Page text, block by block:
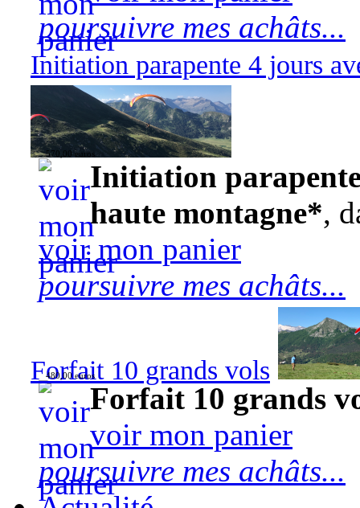
poursuivre mes achâts...
Initiation parapente 4 jours
570,00 euros
Initiation
haute montagne*,
voir mon panier
poursuivre mes achâts...
Forfait 10 grands vols
480,00 euros
Forfait 10 grands
voir mon panier
poursuivre mes achâts...